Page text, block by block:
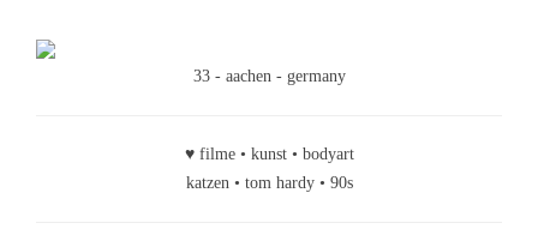
33 - aachen - germany
♥ filme • kunst • bodyart
katzen • tom hardy • 90s